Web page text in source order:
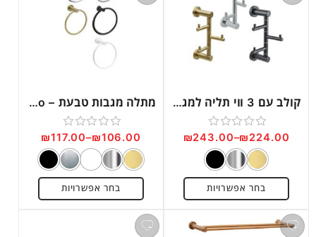
קולב עם 3 ווי תליה למגבות – Rondo דגם RO13
דורג
0
מתוך
5
₪224.00
–
₪243.00
בחר אפשרויות
מתלה מגבות טבעת – Rondo דגם RO14
דורג
0
מתוך
5
₪106.00
–
₪117.00
בחר אפשרויות